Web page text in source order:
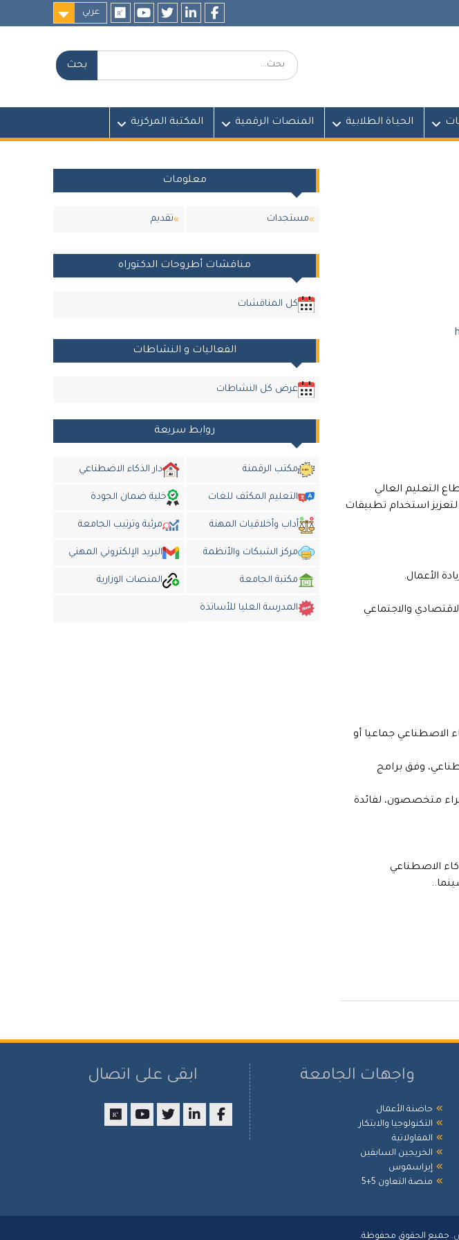
عربي
بحث:
الحيـاة الطلابية المنصات الرقمية المكتبة المركزية
التعليم العالي
لتعزيز استخدام تطبيقات
الأعمال.
والاجتماعي
الاصطناعي جماعيا أو
وفق برامج
متخصصون، لفائدة
الاصطناعي
معلومات
مستجدات تقديم
مناقشات أطروحات الدكتوراه
كل المناقشات
الفعاليات و النشاطات
عرض كل النشاطات
روابط سريعة
مكتب الرقمنة دار الذكاء الاضطناعي
التعليم المكثف للغات خلية ضمان الجودة
أداب وأخلاقيات المهنة مرئية وترتيب الجامعة
مركز الشبكات والأنظمة البريد الإلكتروني المهني
مكتبة الجامعة المنصات الوزارية
المدرسة العليا للأساتذة
واجهات الجامعة
حاضنة الأعمال
التكنولوجيا والابتكار
المقاولاتية
الخريجين السابقين
إيراسموس
منصة التعاون 5+5
ابقى على اتصال
. جميع الحقوق محفوظة.